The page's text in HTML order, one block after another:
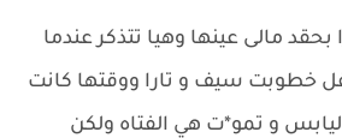
بحقد مالى عينها وهيا تتذكر عندما
خطوبت سيف و تارا ووقتها كانت
و تمو*ت هي الفتاه ولكن